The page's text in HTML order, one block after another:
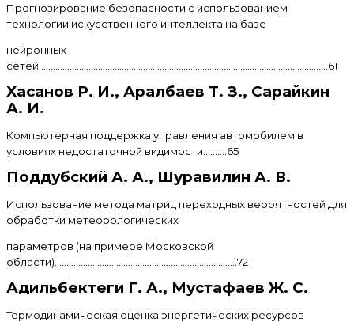
Прогнозирование безопасности с использованием
технологии искусственного интеллекта на базе
нейронных
сетей..........................................................................................................................61
Хасанов Р. И., Аралбаев Т. З., Сарайкин
А. И.
Компьютерная поддержка управления автомобилем в
условиях недостаточной видимости..........65
Поддубский А. А., Шуравилин А. В.
Использование метода матриц переходных вероятностей для
обработки метеорологических
параметров (на примере Московской
области).............................................................................72
Адильбектеги Г. А., Мустафаев Ж. С.
Термодинамическая оценка энергетических ресурсов